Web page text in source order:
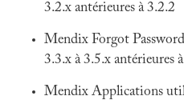
3.2.x antérieures à 3.2.2
Mendix Forgot
3.3.x à 3.5.x antérieures
Mendix Applications